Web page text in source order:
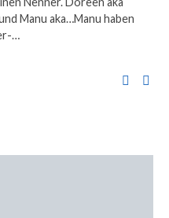
Manu aka…Manu haben
…